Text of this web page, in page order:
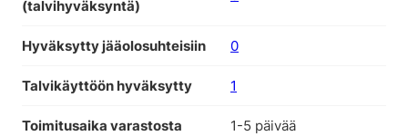
(talvihyväksyntä)
Hyväksytty jääolosuhteisiin 0
Talvikäyttöön hyväksytty 1
Toimitusaika varastosta 1-5 päivää